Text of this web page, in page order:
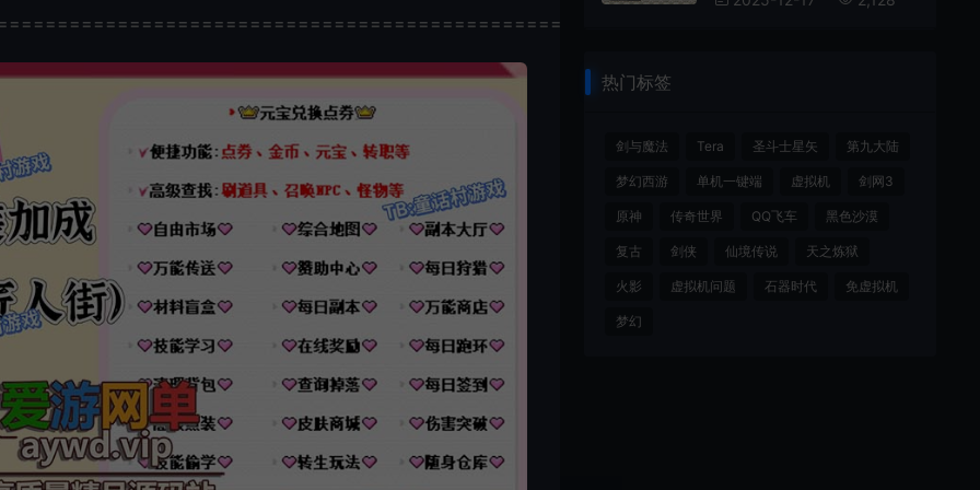
热门标签
剑与魔法 Tera 圣斗士星矢 第九大陆
梦幻西游 单机一键端 虚拟机 剑网3
原神 传奇世界 QQ飞车 黑色沙漠
复古 剑侠 仙境传说 天之炼狱
火影 虚拟机问题 石器时代 免虚拟机
梦幻